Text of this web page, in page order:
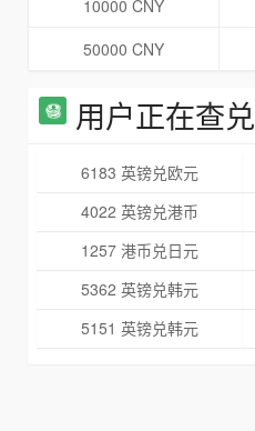
10000 CNY
50000 CNY
用户正在查兑
6183 英镑兑欧元
4022 英镑兑港币
1257 港币兑日元
5362 英镑兑韩元
5151 英镑兑韩元